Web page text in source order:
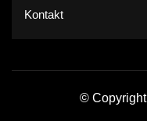
Kontakt
©